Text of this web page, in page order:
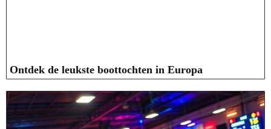
Ontdek de leukste boottochten in Europa